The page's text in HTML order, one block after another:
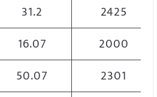
31.2
2425
16.07
2000
50.07
2301